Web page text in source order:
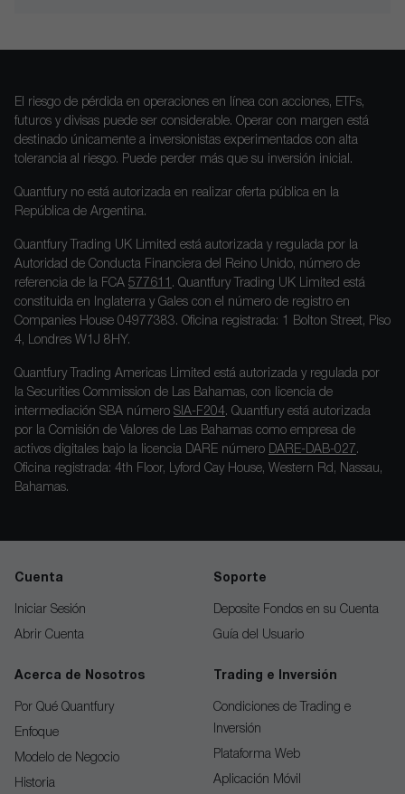
El riesgo de pérdida en operaciones en línea con acciones, ETFs,
futuros y divisas puede ser considerable. Operar con margen está
destinado únicamente a inversionistas experimentados con alta
tolerancia al riesgo. Puede perder más que su inversión inicial.
Quantfury no está autorizada en realizar oferta pública en la
República de Argentina.
Quantfury Trading UK Limited está autorizada y regulada por la
Autoridad de Conducta Financiera del Reino Unido, número de
referencia de la FCA 577611 . Quantfury Trading UK Limited está
constituida en Inglaterra y Gales con el número de registro en
Companies House 04977383. Oficina registrada: 1 Bolton Street, Piso
4, Londres W1J 8HY.
Quantfury Trading Americas Limited está autorizada y regulada por
la Securities Commission de Las Bahamas, con licencia de
intermediación SBA número SIA-F204. Quantfury está autorizada
por la Comisión de Valores de Las Bahamas como empresa de
activos digitales bajo la licencia DARE número DARE-DAB-027 .
Oficina registrada: 4th Floor, Lyford Cay House, Western Rd, Nassau,
Bahamas.
Cuenta
Iniciar Sesión
Abrir Cuenta
Soporte
Deposite Fondos en su Cuenta
Guía del Usuario
Acerca de Nosotros
Por Qué Quantfury
Enfoque
Modelo de Negocio
Historia
Trading e Inversión
Condiciones de Trading e
Inversión
Plataforma Web
Aplicación Móvil